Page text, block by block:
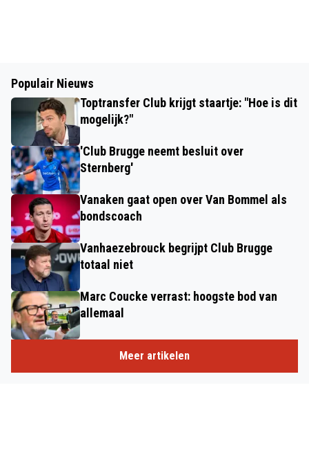
Populair Nieuws
Toptransfer Club krijgt staartje: "Hoe is dit
mogelijk?"
'Club Brugge neemt besluit over
Sternberg'
Vanaken gaat open over Van Bommel als
bondscoach
Vanhaezebrouck begrijpt Club Brugge
totaal niet
Marc Coucke verrast: hoogste bod van
allemaal
Meer artikelen